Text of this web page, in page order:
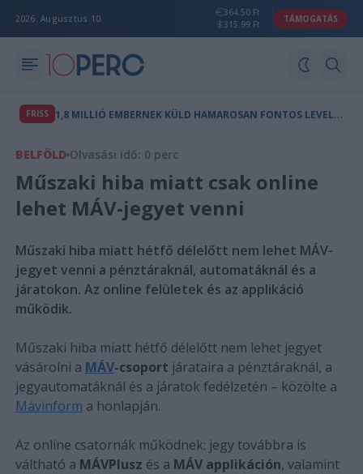
2026. Augusztus 10.
364.50 Ft
315.99 Ft
TÁMOGATÁS
FRISS 1
,8 MILLIÓ EMBERNEK KÜLD HAMAROSAN FONTOS LEVELET A NAV
BELFÖLD Olvasási idő: 0 perc
Műszaki hiba miatt csak online
lehet MÁV-jegyet venni
Műszaki hiba miatt hétfő délelőtt nem lehet MÁV-
jegyet venni a pénztáraknál, automatáknál és a
járatokon. Az online felületek és az applikáció
működik.
Műszaki hiba miatt hétfő délelőtt nem lehet jegyet
vásárolni a MÁV-csoport járataira a pénztáraknál, a
jegyautomatáknál és a járatok fedélzetén – közölte a
Mávinform a honlapján.
Az online csatornák működnek: jegy továbbra is
váltható a MÁVPlusz és a MÁV applikáción, valamint